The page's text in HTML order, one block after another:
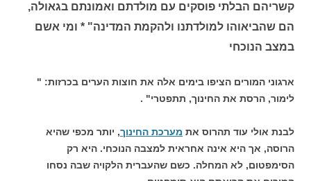
קשריהם הבלתי פוסקים עם מולדתם ואמונתם בגאולה,
הם שהביאוהו למולדתנו ולהקמת המדינה" * ומי אשם
במצב הנוכחי
ארגוני המורים הציפו בימים אלה את חוצות הערים בכרזות: "
לימור, הרסת את החינוך, תתפטרי" .
לבנת אולי עוד תהרוס את מערכת החינוך, יותר מכפי שהיא
הרוסה, אך היא אינה אחראית למצבה הנוכחי. היא רק
הסימפטום, לא המחלה. כשם שהעברית הלקויה שבה נסחו